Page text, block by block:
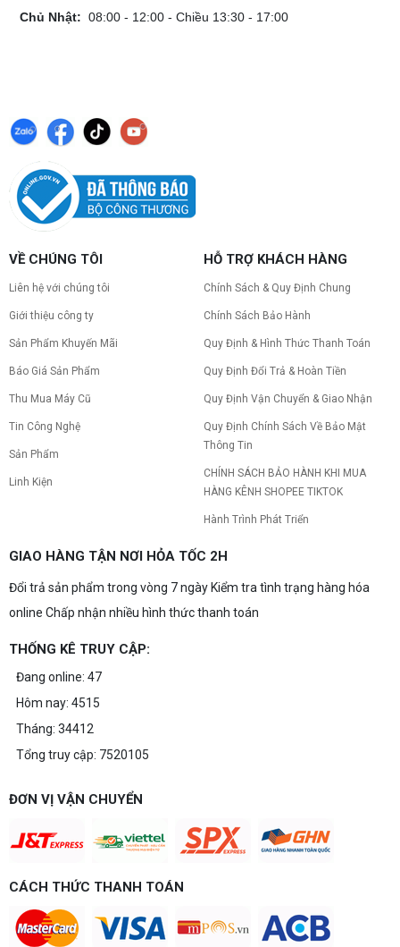
Chủ Nhật: 08:00 - 12:00 - Chiều 13:30 - 17:00
VỀ CHÚNG TÔI
Liên hệ với chúng tôi
Giới thiệu công ty
Sản Phẩm Khuyến Mãi
Báo Giá Sản Phẩm
Thu Mua Máy Cũ
Tin Công Nghệ
Sản Phẩm
Linh Kiện
HỖ TRỢ KHÁCH HÀNG
Chính Sách & Quy Định Chung
Chính Sách Bảo Hành
Quy Định & Hình Thức Thanh Toán
Quy Định Đổi Trả & Hoàn Tiền
Quy Định Vận Chuyển & Giao Nhận
Quy Định Chính Sách Về Bảo Mật
Thông Tin
CHÍNH SÁCH BẢO HÀNH KHI MUA
HÀNG KÊNH SHOPEE TIKTOK
Hành Trình Phát Triển
GIAO HÀNG TẬN NƠI HỎA TỐC 2H
Đổi trả sản phẩm trong vòng 7 ngày Kiểm tra tình trạng hàng hóa
online Chấp nhận nhiều hình thức thanh toán
THỐNG KÊ TRUY CẬP:
Đang online: 47
Hôm nay: 4515
Tháng: 34412
Tổng truy cập: 7520105
ĐƠN VỊ VẬN CHUYỂN
CÁCH THỨC THANH TOÁN